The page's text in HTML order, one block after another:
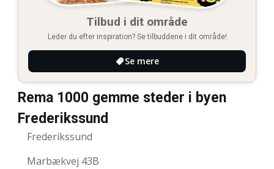
Tilbud i dit område
Leder du efter inspiration? Se tilbuddene i dit område!
Se mere
Rema 1000 gemme steder i byen
Frederikssund
Frederikssund
Marbækvej 43B